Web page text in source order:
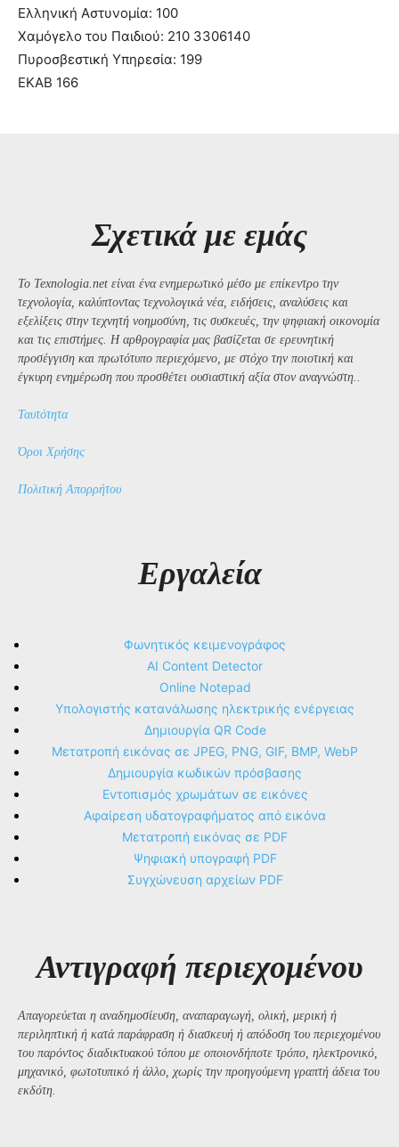
Ελληνική Αστυνομία: 100
Χαμόγελο του Παιδιού: 210 3306140
Πυροσβεστική Υπηρεσία: 199
ΕΚΑΒ 166
Σχετικά με εμάς
Το Texnologia.net είναι ένα ενημερωτικό μέσο με επίκεντρο την
τεχνολογία, καλύπτοντας τεχνολογικά νέα, ειδήσεις, αναλύσεις και
εξελίξεις στην τεχνητή νοημοσύνη, τις συσκευές, την ψηφιακή οικονομία
και τις επιστήμες. Η αρθρογραφία μας βασίζεται σε ερευνητική
προσέγγιση και πρωτότυπο περιεχόμενο, με στόχο την ποιοτική και
έγκυρη ενημέρωση που προσθέτει ουσιαστική αξία στον αναγνώστη..
Ταυτότητα
Όροι Χρήσης
Πολιτική Απορρήτου
Εργαλεία
Φωνητικός κειμενογράφος
AI Content Detector
Online Notepad
Υπολογιστής κατανάλωσης ηλεκτρικής ενέργειας
Δημιουργία QR Code
Μετατροπή εικόνας σε JPEG, PNG, GIF, BMP, WebP
Δημιουργία κωδικών πρόσβασης
Εντοπισμός χρωμάτων σε εικόνες
Αφαίρεση υδατογραφήματος από εικόνα
Μετατροπή εικόνας σε PDF
Ψηφιακή υπογραφή PDF
Συγχώνευση αρχείων PDF
Αντιγραφή περιεχομένου
Απαγορεύεται η αναδημοσίευση, αναπαραγωγή, ολική, μερική ή
περιληπτική ή κατά παράφραση ή διασκευή ή απόδοση του περιεχομένου
του παρόντος διαδικτυακού τόπου με οποιονδήποτε τρόπο, ηλεκτρονικό,
μηχανικό, φωτοτυπικό ή άλλο, χωρίς την προηγούμενη γραπτή άδεια του
εκδότη.